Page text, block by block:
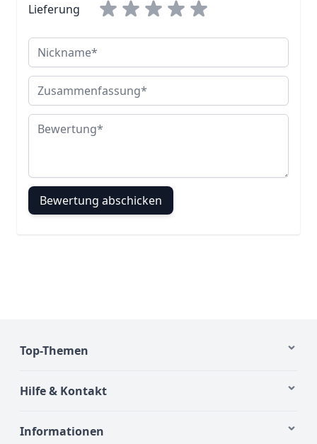
Lieferung
Nickname
Zusammenfassung
Bewertung
Bewertung abschicken
Top-Themen
Hilfe & Kontakt
Informationen